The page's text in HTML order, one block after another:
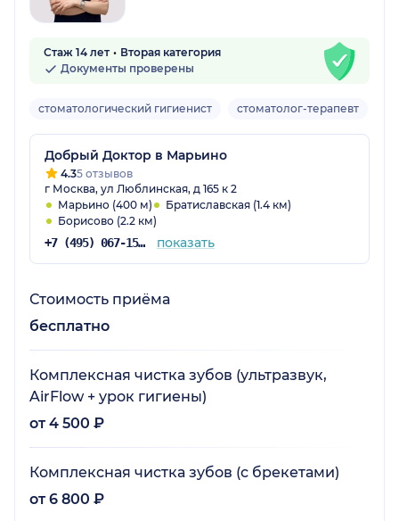
Стаж 14 лет
Вторая категория
Документы проверены
стоматологический гигиенист стоматолог-терапевт
Добрый Доктор в Марьино
4.35 отзывов
г Москва, ул Люблинская, д 165 к 2
Марьино (400 м)
Братиславская (1.4 км)
Борисово (2.2 км)
+7 (495) 067-15-01 показать
Стоимость приёма
бесплатно
Комплексная чистка зубов (ультразвук,
AirFlow + урок гигиены)
от 4 500 ₽
Комплексная чистка зубов (с брекетами)
от 6 800 ₽